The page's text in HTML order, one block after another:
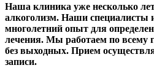
Наша клиника уже несколько
алкоголизм. Наши специалисты
многолетний опыт для
лечения. Мы работаем по всему
без выходных. Прием
записи.